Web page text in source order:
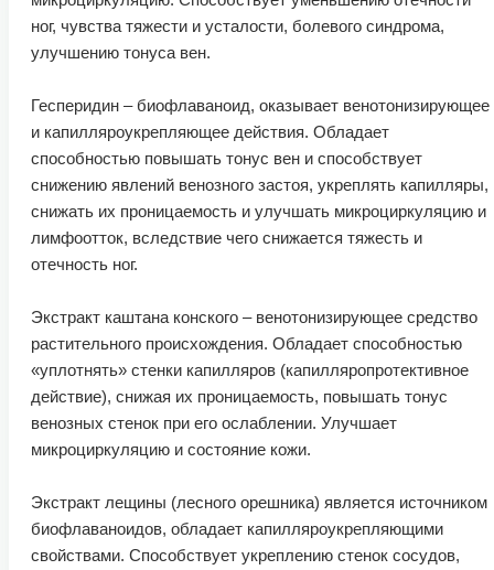
ног, чувства тяжести и усталости, болевого синдрома,
улучшению тонуса вен.
Гесперидин – биофлаваноид, оказывает венотонизирующее
и капилляроукрепляющее действия. Обладает
способностью повышать тонус вен и способствует
снижению явлений венозного застоя, укреплять капилляры,
снижать их проницаемость и улучшать микроциркуляцию и
лимфоотток, вследствие чего снижается тяжесть и
отечность ног.
Экстракт каштана конского – венотонизирующее средство
растительного происхождения. Обладает способностью
«уплотнять» стенки капилляров (капилляропротективное
действие), снижая их проницаемость, повышать тонус
венозных стенок при его ослаблении. Улучшает
микроциркуляцию и состояние кожи.
Экстракт лещины (лесного орешника) является источником
биофлаваноидов, обладает капилляроукрепляющими
свойствами. Способствует укреплению стенок сосудов,